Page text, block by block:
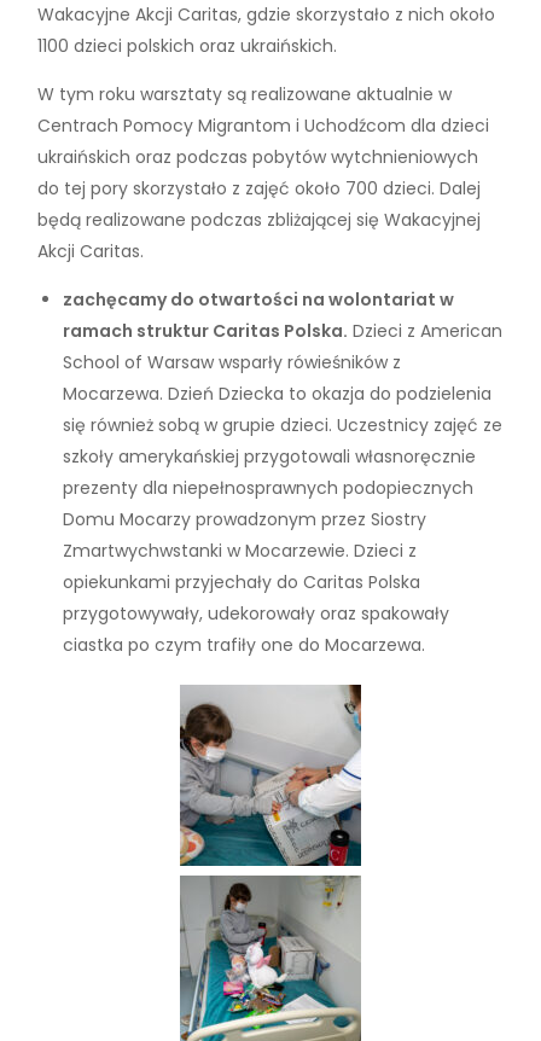
Wakacyjne Akcji Caritas, gdzie skorzystało z nich około
1100 dzieci polskich oraz ukraińskich.
W tym roku warsztaty są realizowane aktualnie w
Centrach Pomocy Migrantom i Uchodźcom dla dzieci
ukraińskich oraz podczas pobytów wytchnieniowych
do tej pory skorzystało z zajęć około 700 dzieci. Dalej
będą realizowane podczas zbliżającej się Wakacyjnej
Akcji Caritas.
zachęcamy do otwartości na wolontariat w
ramach struktur Caritas Polska. Dzieci z American
School of Warsaw wsparły rówieśników z
Mocarzewa. Dzień Dziecka to okazja do podzielenia
się również sobą w grupie dzieci. Uczestnicy zajęć ze
szkoły amerykańskiej przygotowali własnoręcznie
prezenty dla niepełnosprawnych podopiecznych
Domu Mocarzy prowadzonym przez Siostry
Zmartwychwstanki w Mocarzewie. Dzieci z
opiekunkami przyjechały do Caritas Polska
przygotowywały, udekorowały oraz spakowały
ciastka po czym trafiły one do Mocarzewa.